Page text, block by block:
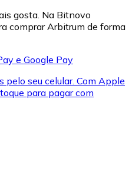
gosta. Na Bitnovo
comprar Arbitrum de forma
e Google Pay
pelo seu celular. Com Apple
para pagar com